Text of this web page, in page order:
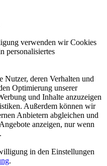
verwenden wir Cookies
personalisiertes
Nutzer, deren Verhalten und
Optimierung unserer
und Inhalte anzuzeigen
Außerdem können wir
Anbietern abgleichen und
anzeigen, nur wenn
in den Einstellungen
.